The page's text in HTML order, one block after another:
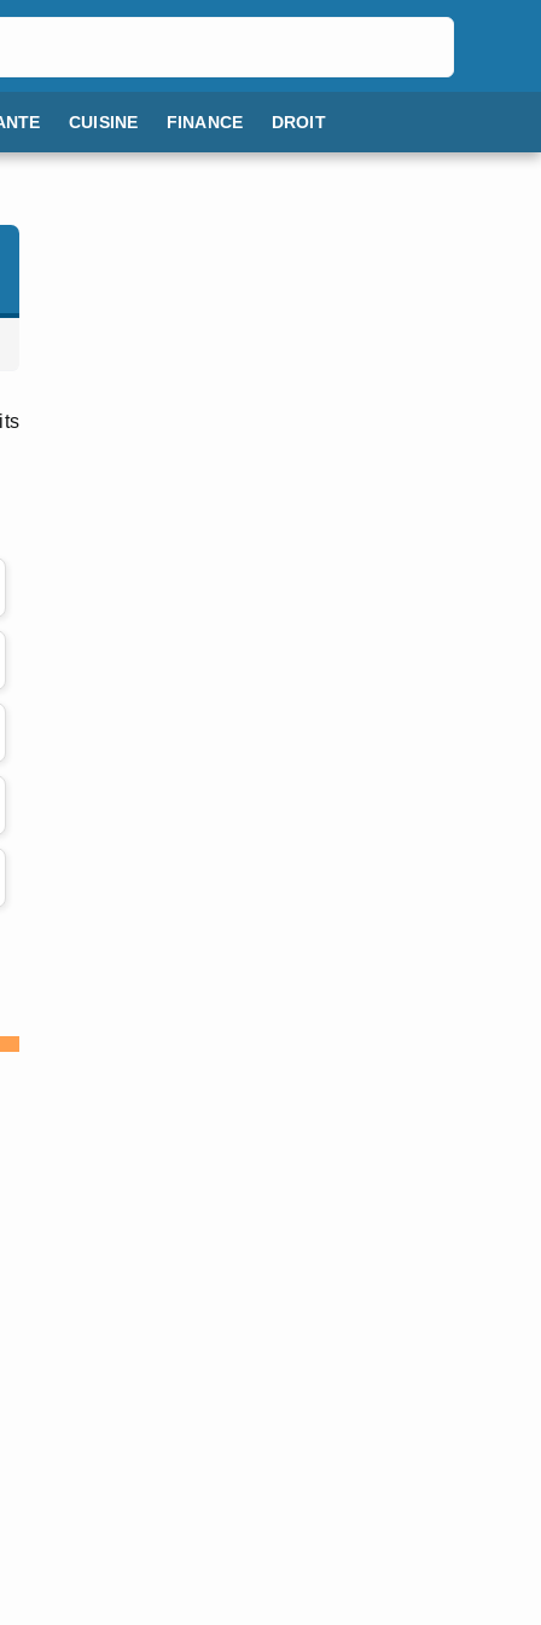
CUISINE FINANCE DROIT